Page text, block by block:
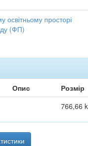
освітньому просторі
(ФП)
Опис Розмір
766,66